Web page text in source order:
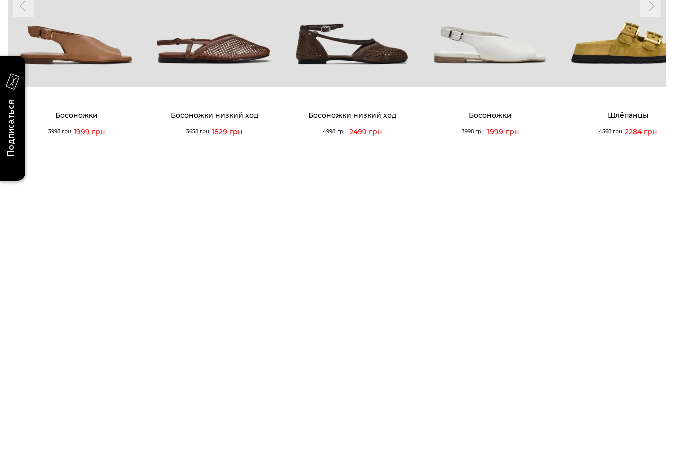
Босоножки
3998 грн 1999 грн
Босоножки низкий ход
3658 грн 1829 грн
Босоножки низкий ход
4998 грн 2499 грн
Босоножки
3998 грн 1999 грн
Шлёпанцы
4568 грн 2284 грн
акциях и событиях
Viber
Вакансии и Работа
Наши магазины
Доставка и оплата
Гарантия и возврат
Подписаться